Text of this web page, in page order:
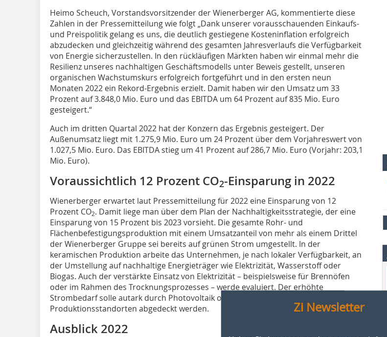
Heimo Scheuch, Vorstandsvorsitzender der Wienerberger AG, kommentierte diese
Zahlen in der Pressemitteilung wie folgt „Dank unserer vorausschauenden Einkaufs-
und Preispolitik gelang es uns, die deutlich gestiegene Kosteninflation erfolgreich
abzudecken und gleichzeitig während des gesamten Jahresverlaufs die Verfügbarkeit
von Energie sicherzustellen. In den rückläufigen Märkten haben wir einmal mehr die
Resilienz unseres nachhaltigen Geschäftsmodells unter Beweis gestellt, unseren
organischen Wachstumskurs erfolgreich fortgeführt und in den ersten neun
Monaten 2022 ein Rekord-Ergebnis erzielt. Damit haben wir den Umsatz um 33
Prozent auf 3.848,0 Mio. Euro und das EBITDA um 64 Prozent auf 835 Mio. Euro
gesteigert.“
Auch im dritten Quartal 2022 hat der Konzern das Ergebnis gesteigert. Der
Außenumsatz liegt mit 1.275,9 Mio. Euro um 24 Prozent über dem Vorjahreswert von
1.027,5 Mio. Euro. Das EBITDA stieg um 41 Prozent auf 286,7 Mio. Euro (Vorjahr: 203,1
Mio. Euro).
Voraussichtlich 12 Prozent CO2-Einsparung in 2022
Wienerberger erwartet laut Pressemitteilung für 2022 eine Einsparung von 12
Prozent CO2. Damit liege man über dem Plan der Nachhaltigkeitsstrategie, der eine
Einsparung von 15 Prozent bis 2023 vorsieht. Die gesamte Rohr- und
Flächenbefestigungsproduktion mit einem Umsatzanteil von mehr als einem Drittel
der Wienerberger Gruppe sei bereits auf grünen Strom umgestellt. In der
keramischen Produktion arbeite das Unternehmen, je nach lokaler Verfügbarkeit, an
der Umstellung auf nachhaltige Energieträger wie Elektrizität, Wasserstoff oder
Biogas. Auch der verstärkte Einsatz von Elektrizität – beispielsweise für Brennöfen
oder im Rahmen des Trocknungsprozesses – werde evaluiert. Der erhöhte
Strombedarf solle autark durch Photovoltaik oder Windenergie direkt an den
Produktionsstandorten abgedeckt werden.
Ausblick 2022
Zi Newsletter